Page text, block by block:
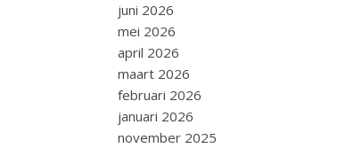
juni 2026
mei 2026
april 2026
maart 2026
februari 2026
januari 2026
november 2025